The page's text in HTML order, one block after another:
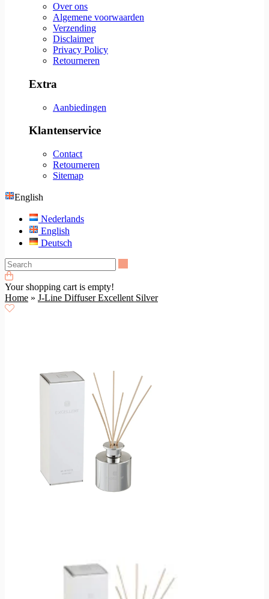
Over ons
Algemene voorwaarden
Verzending
Disclaimer
Privacy Policy
Retourneren
Extra
Aanbiedingen
Klantenservice
Contact
Retourneren
Sitemap
English
Nederlands
English
Deutsch
Your shopping cart is empty!
Home » J-Line Diffuser Excellent Silver